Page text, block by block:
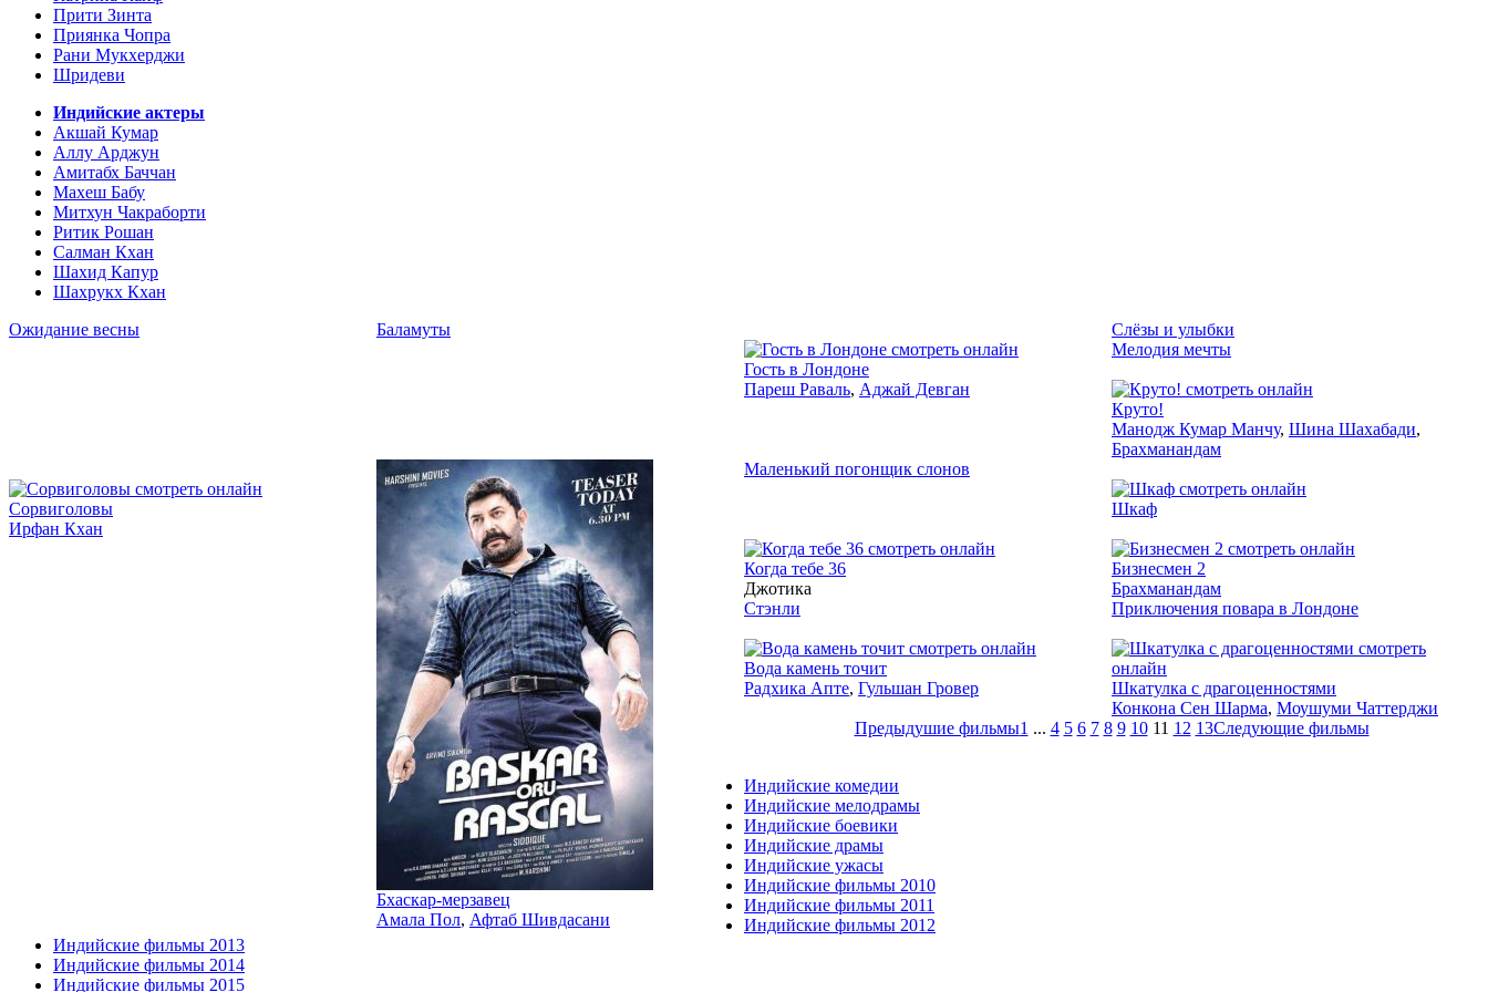
Прити Зинта
Приянка Чопра
Рани Мукхерджи
Шридеви
Индийские актеры
Акшай Кумар
Аллу Арджун
Амитабх Баччан
Махеш Бабу
Митхун Чакраборти
Ритик Рошан
Салман Кхан
Шахид Капур
Шахрукх Кхан
Ожидание весны
Баламуты
Гость в Лондоне
Пареш Раваль, Аджай Девган
Слёзы и улыбки
Мелодия мечты
Круто!
Манодж Кумар Манчу, Шина Шахабади,
Брахманандам
Сорвиголовы
Ирфан Кхан
Бхаскар-мерзавец
Амала Пол, Афтаб Шивдасани
Маленький погонщик слонов
Шкаф
Когда тебе 36
Джотика
Бизнесмен 2
Брахманандам
Стэнли
Приключения повара в Лондоне
Вода камень точит
Радхика Апте, Гульшан Гровер
Шкатулка с драгоценностями
Конкона Сен Шарма, Моушуми Чаттерджи
Предыдушие фильмы1 ... 4 5 6 7 8 9 10 11 12 13Следующие фильмы
Индийские комедии
Индийские мелодрамы
Индийские боевики
Индийские драмы
Индийские ужасы
Индийские фильмы 2010
Индийские фильмы 2011
Индийские фильмы 2012
Индийские фильмы 2013
Индийские фильмы 2014
Индийские фильмы 2015